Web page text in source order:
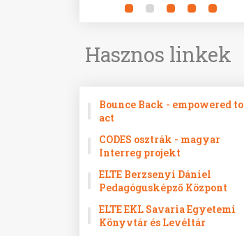
Hasznos linkek
Bounce Back - empowered to
act
CODES osztrák - magyar
Interreg projekt
ELTE Berzsenyi Dániel
Pedagógusképző Központ
ELTE EKL Savaria Egyetemi
Könyvtár és Levéltár